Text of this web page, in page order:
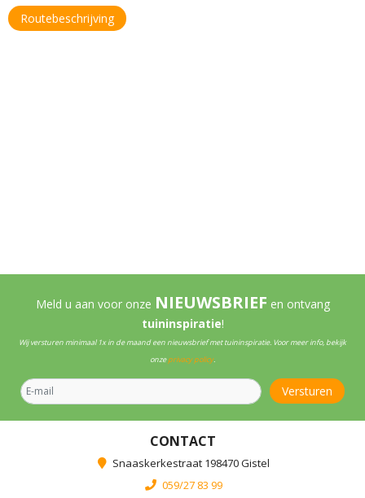
Routebeschrijving
Meld u aan voor onze NIEUWSBRIEF en ontvang
tuininspiratie!
Wij versturen minimaal 1x in de maand een nieuwsbrief met tuininspiratie. Voor meer info, bekijk
onzeprivacy policy.
CONTACT
Snaaskerkestraat 198470 Gistel
059/27 83 99